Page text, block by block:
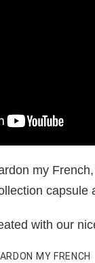
my
capsule
with our
MY FRENCH